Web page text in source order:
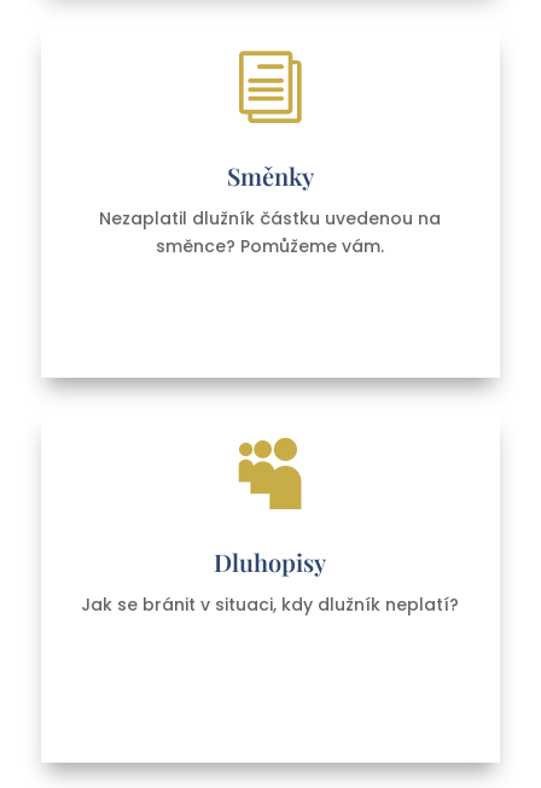
i
Směnky
Nezaplatil dlužník částku uvedenou na
směnce? Pomůžeme vám.

Dluhopisy
Jak se bránit v situaci, kdy dlužník neplatí?